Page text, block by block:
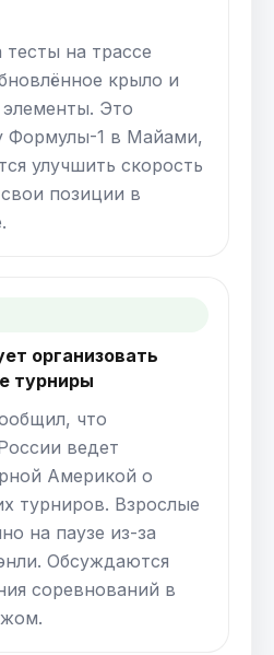
на трассе
крыло и
Это
Формулы-1 в Майами,
улучшить скорость
позиции в
организовать
турниры
что
ведет
Америкой о
турниров. Взрослые
на паузе из-за
Обсуждаются
соревнований в